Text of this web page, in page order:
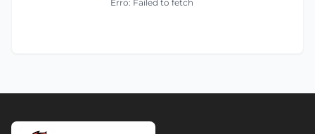
Erro: Failed to fetch